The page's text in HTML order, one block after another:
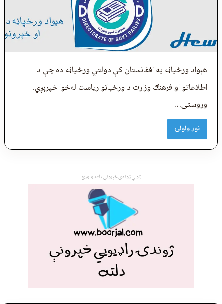
هېواد ورځپاڼه په افغانستان کې دولتي ورځپاڼه ده چې د
اطلاعاتو او فرهنګ وزارت د ورځپاڼو ریاست له‌خوا خپرېږي.
وروستۍ…
نور ولولئ
ټولې ژوندۍ خپرونې دلته واورئ